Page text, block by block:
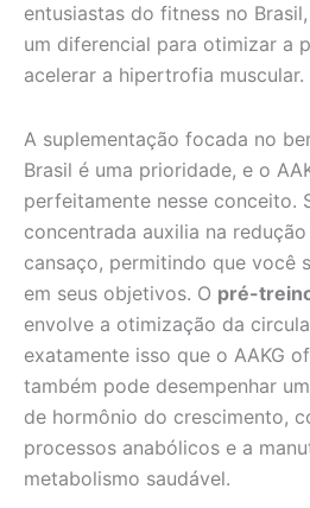
entusiastas do fitness no
um diferencial para otimizar a
acelerar a hipertrofia muscular.
A suplementação focada no
Brasil é uma prioridade, e o
perfeitamente nesse conceito.
concentrada auxilia na
cansaço, permitindo que você
em seus objetivos. O pré-
envolve a otimização da
exatamente isso que o AAKG
também pode desempenhar
de hormônio do crescimento,
processos anabólicos e a
metabolismo saudável.